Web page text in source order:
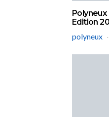
Polyneux
Edition
polyneux